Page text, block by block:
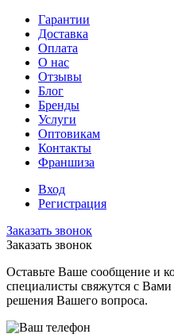
Гарантии
Доставка
Оплата
О нас
Отзывы
Блог
Бренды
Услуги
Оптовикам
Контакты
Франшиза
Вход
Регистрация
Заказать звонок
Заказать звонок
Оставьте Ваше сообщение и
специалисты свяжутся с
решения Вашего вопроса.